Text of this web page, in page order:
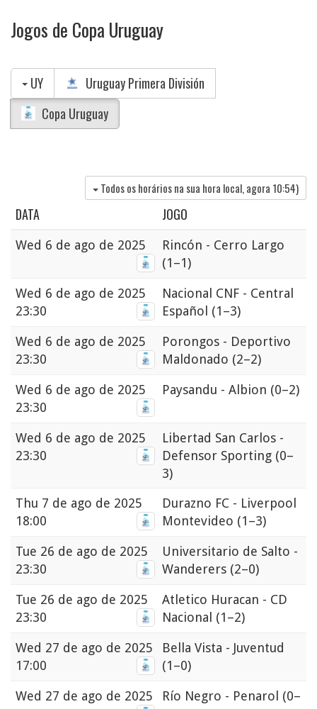
Jogos de Copa Uruguay
UY
Uruguay Primera División
Copa Uruguay
Todos os horários na sua hora local, agora 10:54)
DATA JOGO
Wed 6 de ago de 2025
Rincón - Cerro Largo
(1–1)
Wed 6 de ago de 2025
23:30
Nacional CNF - Central
Español (1–3)
Wed 6 de ago de 2025
23:30
Porongos - Deportivo
Maldonado (2–2)
Wed 6 de ago de 2025
23:30
Paysandu - Albion (0–2)
Wed 6 de ago de 2025
23:30
Libertad San Carlos -
Defensor Sporting (0–
3)
Thu 7 de ago de 2025
18:00
Durazno FC - Liverpool
Montevideo (1–3)
Tue 26 de ago de 2025
23:30
Universitario de Salto -
Wanderers (2–0)
Tue 26 de ago de 2025
23:30
Atletico Huracan - CD
Nacional (1–2)
Wed 27 de ago de 2025
17:00
Bella Vista - Juventud
(1–0)
Wed 27 de ago de 2025
Río Negro - Penarol (0–